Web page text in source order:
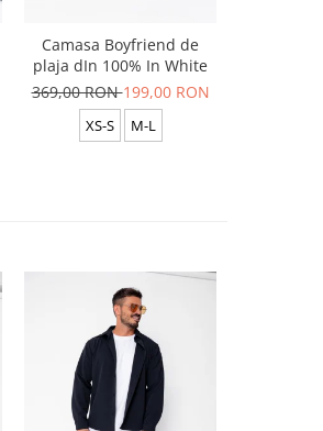
Camasa Boyfriend de
plaja dIn 100% In White
369,00 RON199,00 RON
XS-S M-L